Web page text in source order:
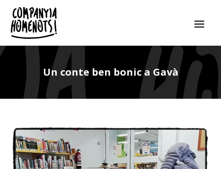
Un conte ben bonic a Gavà